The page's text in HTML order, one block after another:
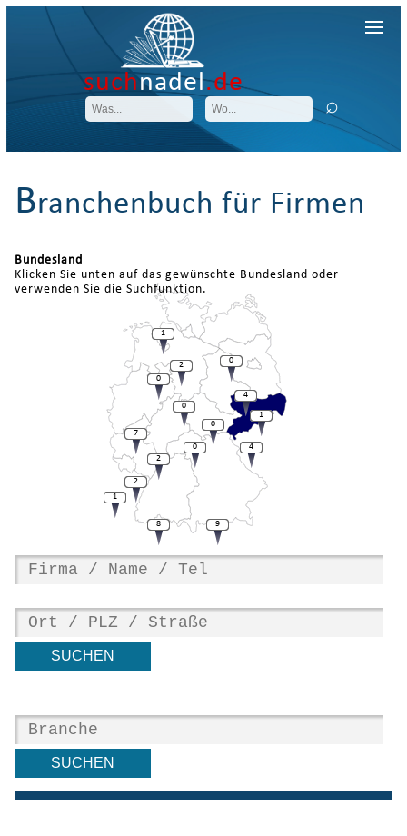
suchnadel.de
Branchenbuch für Firmen
Bundesland
Klicken Sie unten auf das gewünschte Bundesland oder
verwenden Sie die Suchfunktion.
4
1
7
4
0
0
2
1
0
0
1
2
2
8
0
9